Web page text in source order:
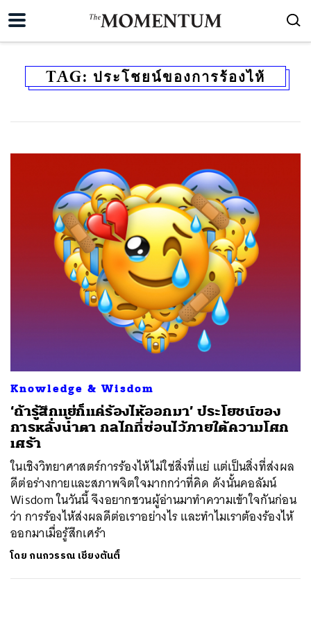
TAG: ประโชยน์ของการร้องไห้
Knowledge & Wisdom
‘ถ้ารู้สึกแย่ก็แค่ร้องไห้ออกมา’ ประโยชน์ของ
การหลั่งน้ำตา กลไกที่ซ่อนไว้ภายใต้ความโศก
เศร้า
ในเชิงวิทยาศาสตร์การร้องไห้ไม่ใช่สิ่งที่แย่ แต่เป็นสิ่งที่ส่งผล
ดีต่อร่างกายและสภาพจิตใจมากกว่าที่คิด ดังนั้นคอลัมน์
Wisdom ในวันนี้ จึงอยากชวนผู้อ่านมาทำความเข้าใจกันก่อน
ว่า การร้องไห้ส่งผลดีต่อเราอย่างไร และทำไมเราต้องร้องไห้
ออกมาเมื่อรู้สึกเศร้า
โดย กนกวรรณ เชียงตันติ์
SHARE TWEET